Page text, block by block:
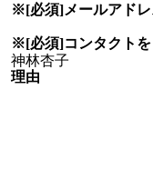
※[必須]メールアド
※[必須]コンタクト
理由